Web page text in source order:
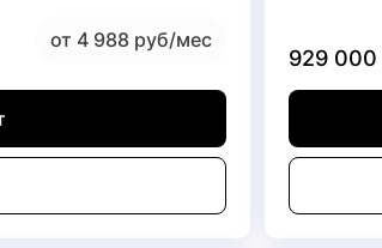
от 4 988 руб/мес
929 000